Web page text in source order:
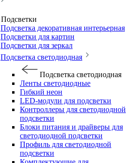
Подсветки
Подсветка декоративная интерьерная
Подсветки для картин
Подсветки для зеркал
Подсветка светодиодная
Подсветка светодиодная
Ленты светодиодные
Гибкий неон
LED-модули для подсветки
Контроллеры для светодиодной
подсветки
Блоки питания и драйверы для
светодиодной подсветки
Профиль для светодиодной
подсветки